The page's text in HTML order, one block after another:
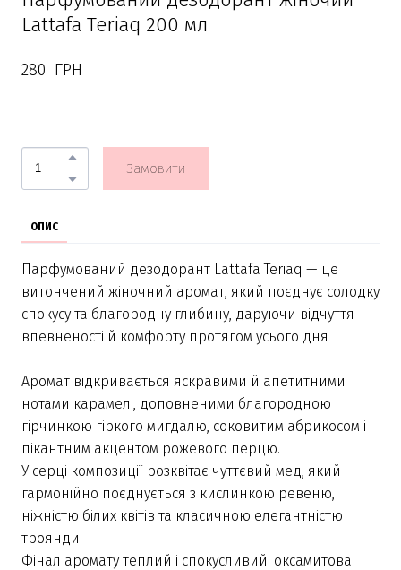
Lattafa Teriaq 200 мл
280  ГРН
Замовити
ОПИС
Парфумований дезодорант Lattafa Teriaq — це
витончений жіночний аромат, який поєднує солодку
спокусу та благородну глибину, даруючи відчуття
впевненості й комфорту протягом усього дня
Аромат відкривається яскравими й апетитними
нотами карамелі, доповненими благородною
гірчинкою гіркого мигдалю, соковитим абрикосом і
пікантним акцентом рожевого перцю.
У серці композиції розквітає чуттєвий мед, який
гармонійно поєднується з кислинкою ревеню,
ніжністю білих квітів та класичною елегантністю
троянди.
Фінал аромату теплий і спокусливий: оксамитова